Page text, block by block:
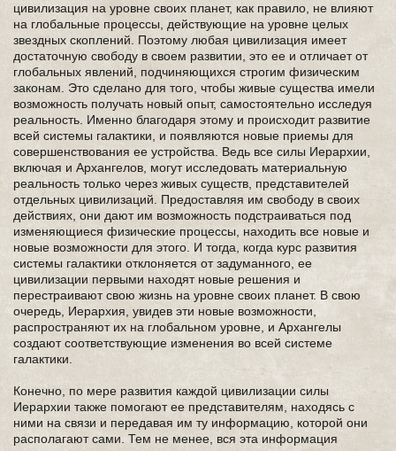
цивилизация на уровне своих планет, как правило, не влияют
на глобальные процессы, действующие на уровне целых
звездных скоплений. Поэтому любая цивилизация имеет
достаточную свободу в своем развитии, это ее и отличает от
глобальных явлений, подчиняющихся строгим физическим
законам. Это сделано для того, чтобы живые существа имели
возможность получать новый опыт, самостоятельно исследуя
реальность. Именно благодаря этому и происходит развитие
всей системы галактики, и появляются новые приемы для
совершенствования ее устройства. Ведь все силы Иерархии,
включая и Архангелов, могут исследовать материальную
реальность только через живых существ, представителей
отдельных цивилизаций. Предоставляя им свободу в своих
действиях, они дают им возможность подстраиваться под
изменяющиеся физические процессы, находить все новые и
новые возможности для этого. И тогда, когда курс развития
системы галактики отклоняется от задуманного, ее
цивилизации первыми находят новые решения и
перестраивают свою жизнь на уровне своих планет. В свою
очередь, Иерархия, увидев эти новые возможности,
распространяют их на глобальном уровне, и Архангелы
создают соответствующие изменения во всей системе
галактики.
Конечно, по мере развития каждой цивилизации силы
Иерархии также помогают ее представителям, находясь с
ними на связи и передавая им ту информацию, которой они
располагают сами. Тем не менее, вся эта информация